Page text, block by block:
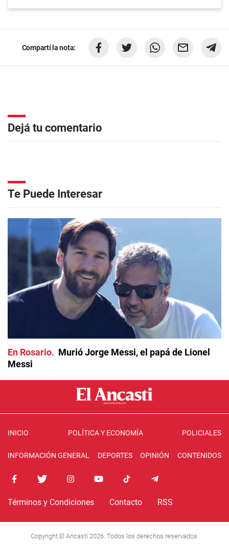
Compartí la nota:
Dejá tu comentario
Te Puede Interesar
En Rosario
Murió Jorge Messi, el papá de Lionel
Messi
INICIO POLÍTICA Y ECONOMÍA POLICIALES
INFORMACIÓN GENERAL DEPORTES OPINIÓN CONTENIDOS
Términos y Condiciones Contacto RSS
Copyright El Ancasti 2026. Todos los derechos reservados.